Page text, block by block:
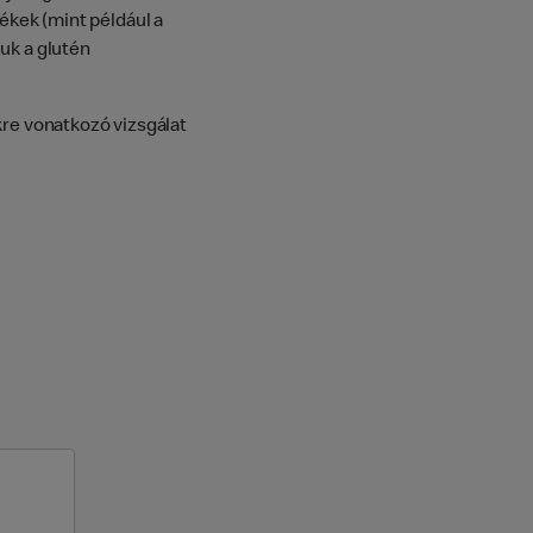
(mint például a
a glutén
vonatkozó vizsgálat